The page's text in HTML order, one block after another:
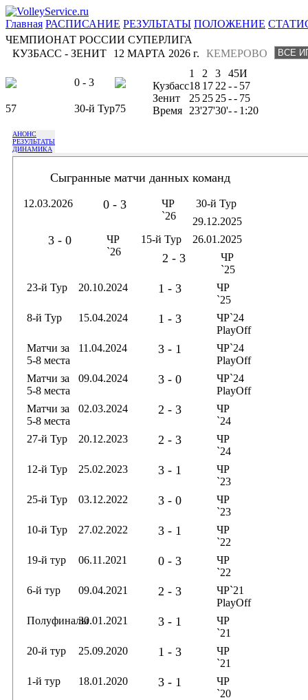
Главная РАСПИСАНИЕ РЕЗУЛЬТАТЫ ПОЛОЖЕНИЕ
ЧЕМПИОНАТ РОССИИ СУПЕРЛИГА
КУЗБАСС - ЗЕНИТ
КЕМЕРОВО
12 МАРТА 2026 г.
0 - 3
57 30-й Тур75
1 2 3 45И
Кузбасс18 17 22 -- 57
Зенит
25 25 25-- 75
Время
23'27'30'-- 1:20
АНОНС
РЕЗУЛЬТАТЫ
ДИНАМИКА
Сыгранные матчи данных команд
12.03.2026 0 - 3
ЧР
`26
30-й Тур
29.12.2025
3 - 0
ЧР
`26
15-й Тур 26.01.2025
2 - 3
ЧР
`25
23-й Тур
20.10.2024 1 - 3
ЧР
`25
8-й Тур
15.04.2024 1 - 3
ЧР`24
PlayOff
Матчи за
5-8 места
11.04.2024 3 - 1
ЧР`24
PlayOff
Матчи за
5-8 места
09.04.2024 3 - 0
ЧР`24
PlayOff
Матчи за
5-8 места
02.03.2024 2 - 3
ЧР
`24
27-й Тур
20.12.2023 2 - 3
ЧР
`24
12-й Тур
25.02.2023 3 - 1
ЧР
`23
25-й Тур
03.12.2022 3 - 0
ЧР
`23
10-й Тур
27.02.2022 3 - 1
ЧР
`22
19-й тур
06.11.2021 0 - 3
ЧР
`22
6-й тур
09.04.2021 2 - 3
ЧР`21
PlayOff
Полуфиналы30.01.2021 3 - 1
ЧР
`21
20-й тур
25.09.2020 1 - 3
ЧР
`21
1-й тур
18.01.2020 3 - 1
ЧР
`20